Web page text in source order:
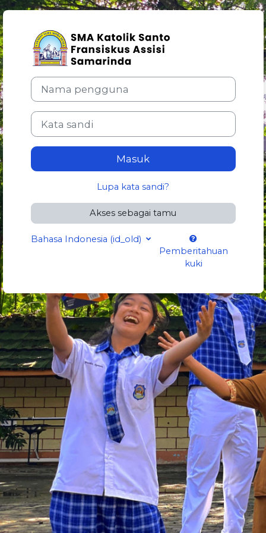
Lewati ke konten utama
Masuk ke E-learning
Nama pengguna
Kata sandi
Masuk
Lupa kata sandi?
Akses sebagai tamu
Bahasa Indonesia ‎(id_old)‎
Pemberitahuan
kuki